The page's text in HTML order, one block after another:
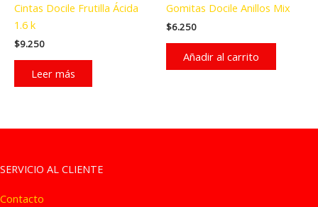
Cintas Docile Frutilla Ácida
1.6 k
$9.250
Leer más
Gomitas Docile Anillos Mix
$6.250
Añadir al carrito
SERVICIO AL CLIENTE
Contacto